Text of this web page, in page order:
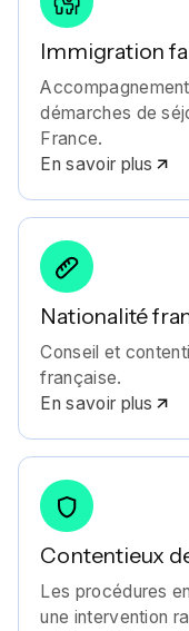
Immigration
démarches de
France.
En savoir plus
Nationalité
Conseil et
française.
En savoir plus
Contentieux
Les procédures
une intervention